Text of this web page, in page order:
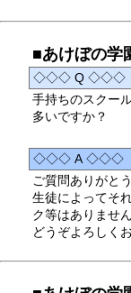
■あけぼの学
◇◇◇ Q ◇◇◇
手持ちのスクー
多いですか？
◇◇◇ A ◇◇◇
ご質問ありがと
生徒によってそ
ク等はありません
どうぞよろしく